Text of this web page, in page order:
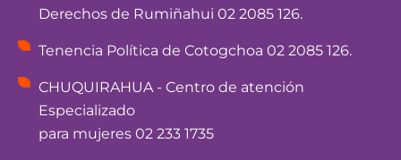
Derechos de Rumiñahui 02 2085 126.
Tenencia Política de Cotogchoa 02 2085 126.
CHUQUIRAHUA - Centro de atención
Especializado
para mujeres 02 233 1735